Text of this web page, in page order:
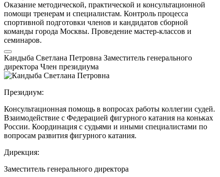
Оказание методической, практической и консультационной
помощи тренерам и специалистам. Контроль процесса
спортивной подготовки членов и кандидатов сборной
команды города Москвы. Проведение мастер-классов и
семинаров.
Кандыба Светлана Петровна Заместитель генерального
директора Член президиума
Президиум:
Консультационная помощь в вопросах работы коллегии судей.
Взаимодействие с Федерацией фигурного катания на коньках
России. Координация с судьями и иными специалистами по
вопросам развития фигурного катания.
Дирекция:
Заместитель генерального директора